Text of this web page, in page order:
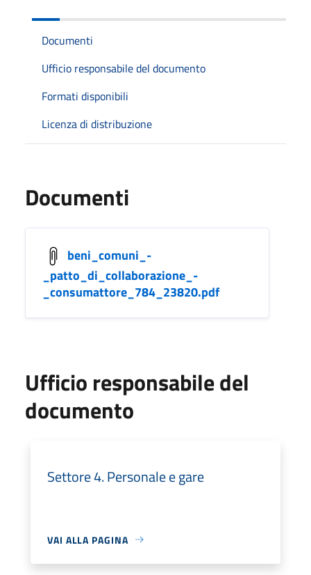
Documenti
Ufficio responsabile del documento
Formati disponibili
Licenza di distribuzione
Documenti
beni_comuni_-
_patto_di_collaborazione_-
_consumattore_784_23820.pdf
Ufficio responsabile del
documento
Settore 4. Personale e gare
VAI ALLA PAGINA